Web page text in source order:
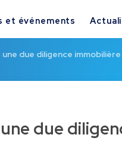
et événements
une due diligence immobilière
une due